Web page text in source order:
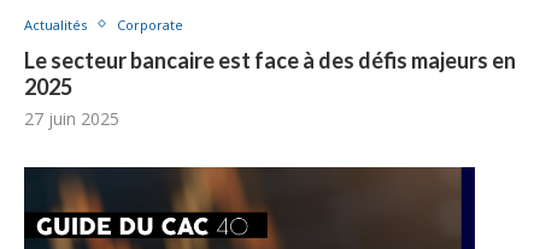
Actualités Corporate
Le secteur bancaire est face à des défis majeurs en
2025
27 juin 2025